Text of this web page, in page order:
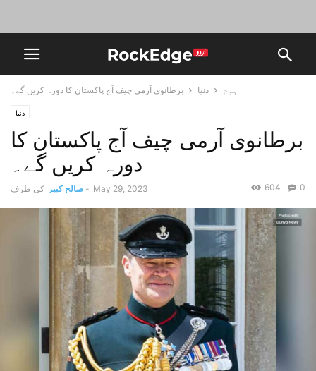
ہوم دنیا برطانوی آرمی چیف آج پاکستان کا دورہ کریں گے۔
دنیا
برطانوی آرمی چیف آج پاکستان کا
دورہ کریں گے۔
کی طرف صالح کبیر - May 29, 2023 0
604